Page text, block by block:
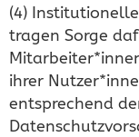
(4)
tragen Sorge
ihrer
entsprechend